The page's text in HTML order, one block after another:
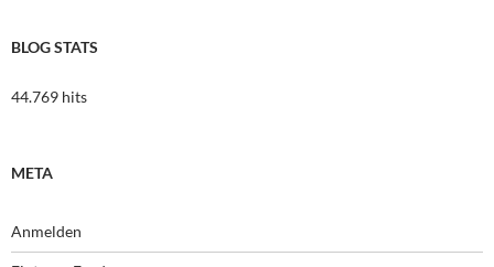
BLOG STATS
44.769 hits
META
Anmelden